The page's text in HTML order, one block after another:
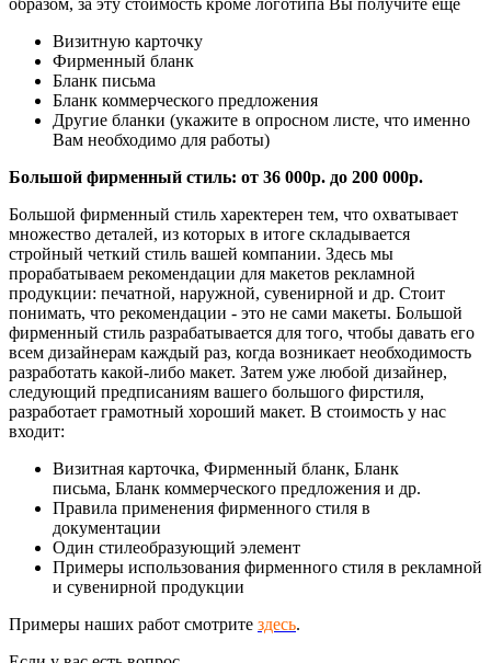
Визитную карточку
Фирменный бланк
Бланк письма
Бланк коммерческого предложения
Другие бланки (укажите в опросном листе, что именно
Вам необходимо для работы)
Большой фирменный стиль: от 36 000р. до 200 000р.
Большой фирменный стиль харектерен тем, что охватывает
множество деталей, из которых в итоге складывается
стройный четкий стиль вашей компании. Здесь мы
прорабатываем рекомендации для макетов рекламной
продукции: печатной, наружной, сувенирной и др. Стоит
понимать, что рекомендации - это не сами макеты. Большой
фирменный стиль разрабатывается для того, чтобы давать его
всем дизайнерам каждый раз, когда возникает необходимость
разработать какой-либо макет. Затем уже любой дизайнер,
следующий предписаниям вашего большого фирстиля,
разработает грамотный хороший макет. В стоимость у нас
входит:
Визитная карточка, Фирменный бланк, Бланк
письма, Бланк коммерческого предложения и др.
Правила применения фирменного стиля в
документации
Один стилеобразующий элемент
Примеры использования фирменного стиля в рекламной
и сувенирной продукции
Примеры наших работ смотрите здесь.